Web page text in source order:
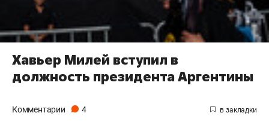
Хавьер Милей вступил в
должность президента Аргентины
Комментарии 4